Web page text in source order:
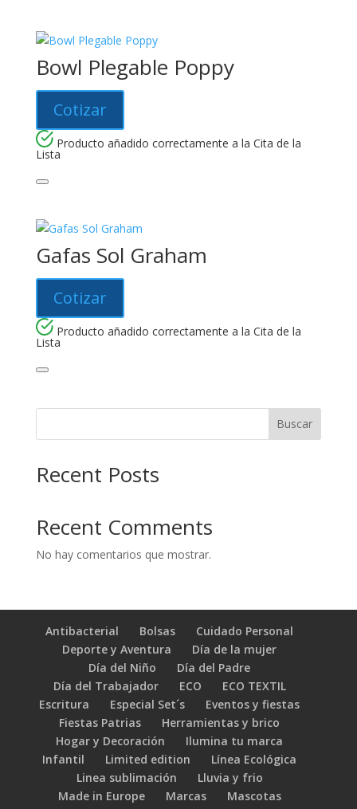
Bowl Plegable Poppy
Cotizar
Producto añadido correctamente a la Cita de la
Lista
Gafas Sol Graham
Cotizar
Producto añadido correctamente a la Cita de la
Lista
Buscar
Recent Posts
Recent Comments
No hay comentarios que mostrar.
Antibacterial Bolsas
Cuidado Personal
Deporte y Aventura
Día de la mujer
Día del Niño
Día del Padre
Día del Trabajador
ECO
ECO TEXTIL
Escritura
Especial Set´s
Eventos y fiestas
Fiestas Patrias
Herramientas y brico
Hogar y Decoración
Ilumina tu marca
Infantil
Limited edition
Línea Ecológica
Linea sublimación
Lluvia y frio
Made in Europe
Marcas
Mascotas